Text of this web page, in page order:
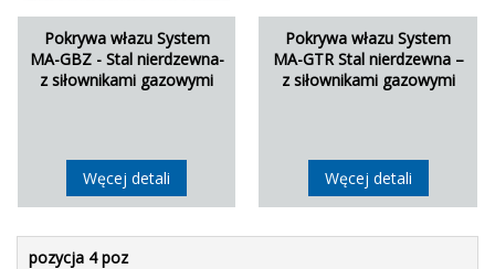
Pokrywa włazu System
MA-GBZ - Stal nierdzewna-
z siłownikami gazowymi
Węcej detali
Pokrywa włazu System
MA-GTR Stal nierdzewna –
z siłownikami gazowymi
Węcej detali
pozycja 4 poz